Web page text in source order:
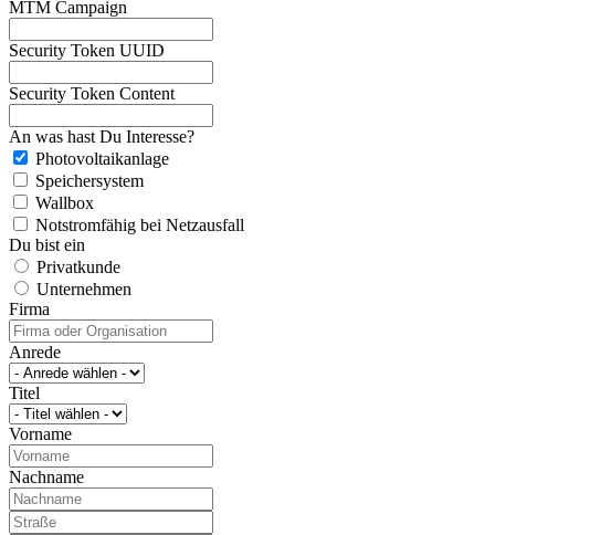
MTM Campaign
Security Token UUID
Security Token Content
An was hast Du Interesse?
Photovoltaikanlage
Speichersystem
Wallbox
Notstromfähig bei Netzausfall
Du bist ein
Privatkunde
Unternehmen
Firma
Anrede
Titel
Vorname
Nachname